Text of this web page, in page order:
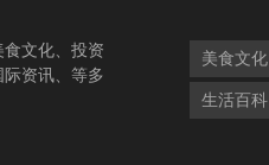
文化、投资
资讯、等多
美食文化
生活百科